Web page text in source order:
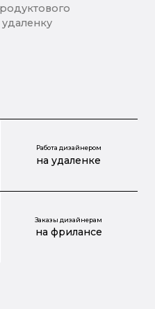
Работа дизайнером
на удаленке
Заказы дизайнерам
на фрилансе